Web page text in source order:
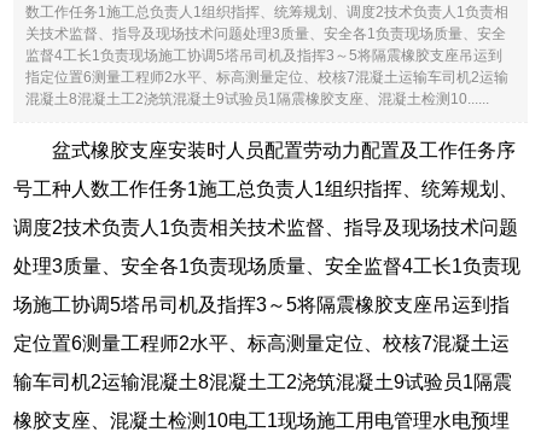
数工作任务1施工总负责人1组织指挥、统筹规划、调度2技术负责人1负责相
关技术监督、指导及现场技术问题处理3质量、安全各1负责现场质量、安全
监督4工长1负责现场施工协调5塔吊司机及指挥3～5将隔震橡胶支座吊运到
指定位置6测量工程师2水平、标高测量定位、校核7混凝土运输车司机2运输
混凝土8混凝土工2浇筑混凝土9试验员1隔震橡胶支座、混凝土检测10......
盆式橡胶支座安装时人员配置劳动力配置及工作任务序
号工种人数工作任务1施工总负责人1组织指挥、统筹规划、
调度2技术负责人1负责相关技术监督、指导及现场技术问题
处理3质量、安全各1负责现场质量、安全监督4工长1负责现
场施工协调5塔吊司机及指挥3～5将隔震橡胶支座吊运到指
定位置6测量工程师2水平、标高测量定位、校核7混凝土运
输车司机2运输混凝土8混凝土工2浇筑混凝土9试验员1隔震
橡胶支座、混凝土检测10电工1现场施工用电管理水电预埋